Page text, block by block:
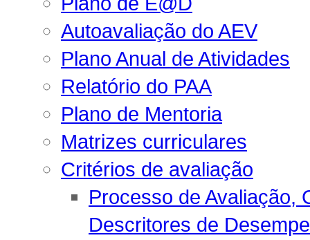
Autoavaliação do AEV
Plano Anual de Atividades
Relatório do PAA
Plano de Mentoria
Matrizes curriculares
Critérios de avaliação
Processo de Avaliação,
Descritores de